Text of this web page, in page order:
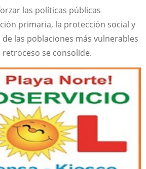
las políticas públicas
primaria, la protección social y
las poblaciones más vulnerables
se consolide.